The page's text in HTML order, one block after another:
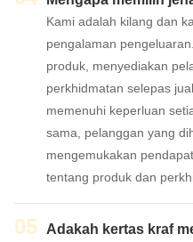
Kami adalah kilang dan
pengalaman
produk, menyediakan
perkhidmatan selepas
memenuhi keperluan
sama, pelanggan yang
mengemukakan
tentang produk dan
05 Adakah kertas kraf